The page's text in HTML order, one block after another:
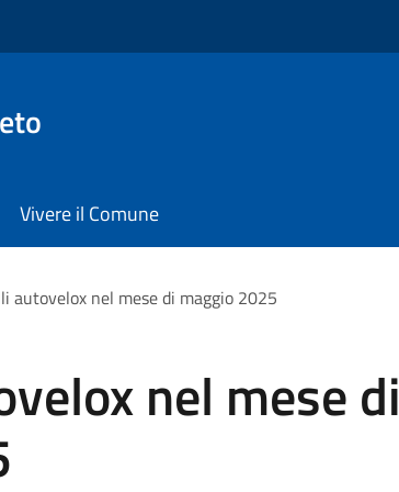
Vivere il Comune
autovelox nel mese di maggio 2025
nel mese di